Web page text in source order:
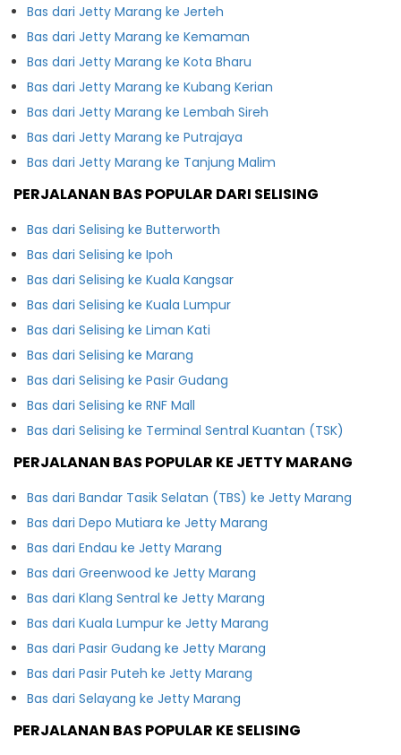
Bas dari Jetty Marang ke Jerteh
Bas dari Jetty Marang ke Kemaman
Bas dari Jetty Marang ke Kota Bharu
Bas dari Jetty Marang ke Kubang Kerian
Bas dari Jetty Marang ke Lembah Sireh
Bas dari Jetty Marang ke Putrajaya
Bas dari Jetty Marang ke Tanjung Malim
PERJALANAN BAS POPULAR DARI SELISING
Bas dari Selising ke Butterworth
Bas dari Selising ke Ipoh
Bas dari Selising ke Kuala Kangsar
Bas dari Selising ke Kuala Lumpur
Bas dari Selising ke Liman Kati
Bas dari Selising ke Marang
Bas dari Selising ke Pasir Gudang
Bas dari Selising ke RNF Mall
Bas dari Selising ke Terminal Sentral Kuantan (TSK)
PERJALANAN BAS POPULAR KE JETTY MARANG
Bas dari Bandar Tasik Selatan (TBS) ke Jetty Marang
Bas dari Depo Mutiara ke Jetty Marang
Bas dari Endau ke Jetty Marang
Bas dari Greenwood ke Jetty Marang
Bas dari Klang Sentral ke Jetty Marang
Bas dari Kuala Lumpur ke Jetty Marang
Bas dari Pasir Gudang ke Jetty Marang
Bas dari Pasir Puteh ke Jetty Marang
Bas dari Selayang ke Jetty Marang
PERJALANAN BAS POPULAR KE SELISING